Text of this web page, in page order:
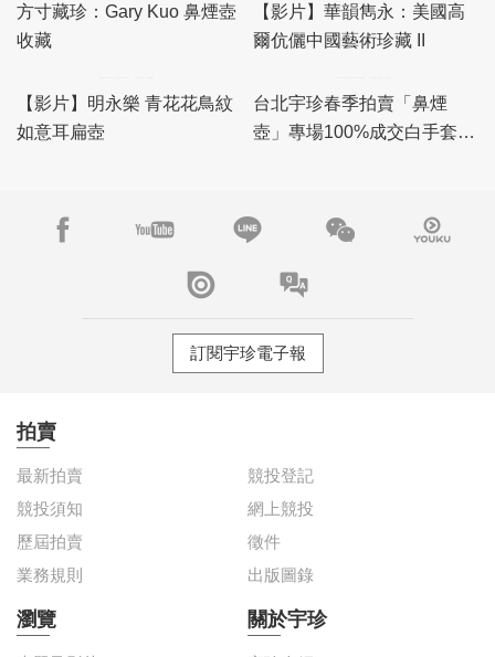
方寸藏珍：Gary Kuo 鼻煙壺
收藏
【影片】華韻雋永：美國高
爾伉儷中國藝術珍藏 II
【影片】明永樂 青花花鳥紋
如意耳扁壺
台北宇珍春季拍賣「鼻煙
壺」專場100%成交白手套，
訂閱宇珍電子報
拍賣
最新拍賣
競投登記
競投須知
網上競投
歷屆拍賣
徵件
業務規則
出版圖錄
瀏覽 關於宇珍